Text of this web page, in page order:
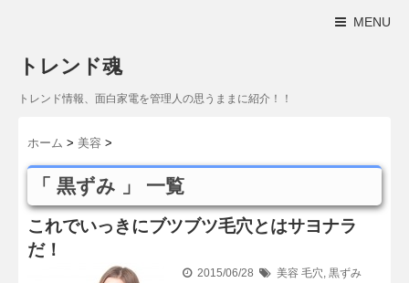
MENU
トレンド魂
トレンド情報、面白家電を管理人の思うままに紹介！！
ホーム > 美容 >
「 黒ずみ 」 一覧
これでいっきにブツブツ毛穴とはサヨナラ
だ！
2015/06/28 美容 毛穴, 黒ずみ